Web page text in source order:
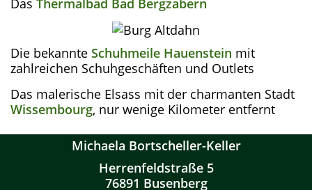
Das Thermalbad Bad Bergzabern
Die bekannte Schuhmeile Hauenstein mit
zahlreichen Schuhgeschäften und Outlets
Das malerische Elsass mit der charmanten Stadt
Wissembourg, nur wenige Kilometer entfernt
Michaela Bortscheller-Keller
Herrenfeldstraße 5
76891 Busenberg